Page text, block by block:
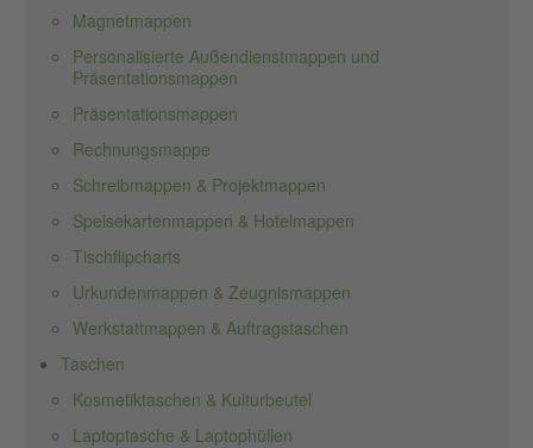
Magnetmappen
Personalisierte Außendienstmappen und
Präsentationsmappen
Präsentationsmappen
Rechnungsmappe
Schreibmappen & Projektmappen
Speisekartenmappen & Hotelmappen
Tischflipcharts
Urkundenmappen & Zeugnismappen
Werkstattmappen & Auftragstaschen
Taschen
Kosmetiktaschen & Kulturbeutel
Laptoptasche & Laptophüllen